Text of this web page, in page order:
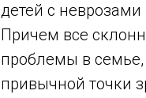
детей с
Причем все
проблемы в семье,
привычной точки